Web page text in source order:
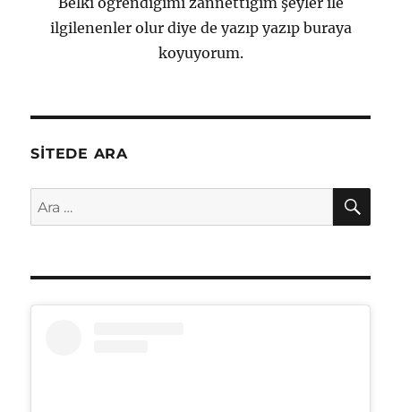
ilgilenenler olur diye de yazıp yazıp buraya
koyuyorum.
SITEDE ARA
Ara: